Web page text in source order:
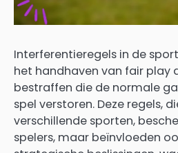
Interferentieregels in de
het handhaven van fair play
bestraffen die de normale
spel verstoren. Deze regels,
verschillende sporten,
spelers, maar beïnvloeden